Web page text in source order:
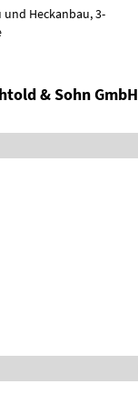
Heckanbau, 3-
& Sohn GmbH